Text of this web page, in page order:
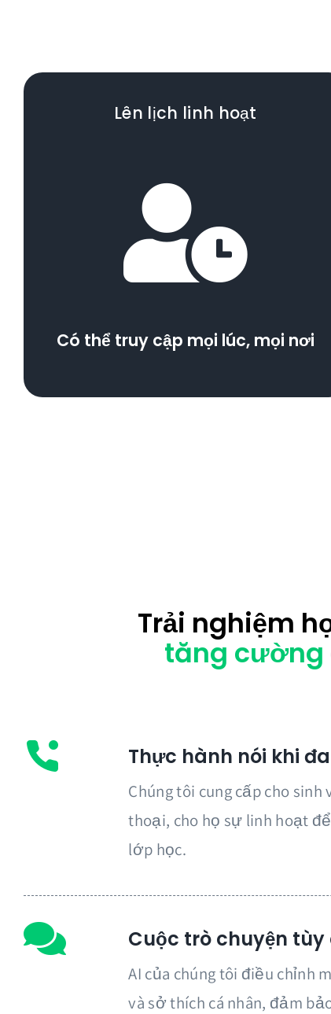
Lên lịch linh hoạt
Có thể truy cập mọi lúc, mọi nơi
Trải nghiệm
tăng cường
Thực hành nói khi
Chúng tôi cung cấp cho
thoại, cho họ sự linh hoạt
lớp học.
Cuộc trò chuyện tùy
AI của chúng tôi điều chỉnh
và sở thích cá nhân, đảm